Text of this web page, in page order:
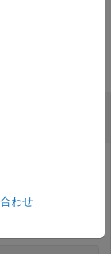
ターを使用し
プロトタイプを状
わせ